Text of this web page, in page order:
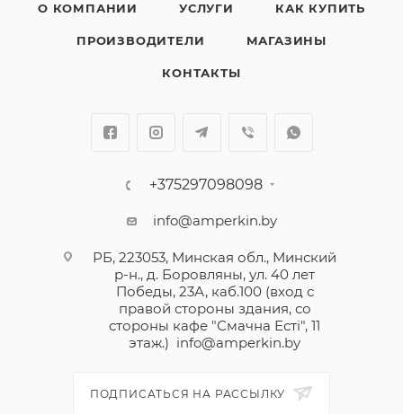
О КОМПАНИИ УСЛУГИ КАК КУПИТЬ
ПРОИЗВОДИТЕЛИ МАГАЗИНЫ
КОНТАКТЫ
+375297098098
info@amperkin.by
РБ, 223053, Минская обл., Минский
р-н., д. Боровляны, ул. 40 лет
Победы, 23А, каб.100 (вход с
правой стороны здания, со
стороны кафе "Смачна Естi", 11
этаж.) info@amperkin.by
ПОДПИСАТЬСЯ НА РАССЫЛКУ